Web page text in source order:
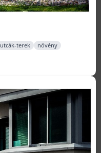
utcák-terek növény